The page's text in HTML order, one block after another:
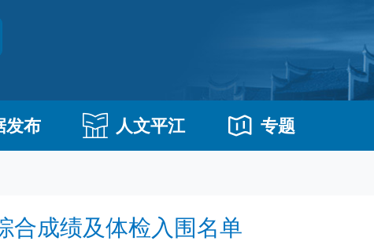
发布 人文平江 专题
合成绩及体检入围名单